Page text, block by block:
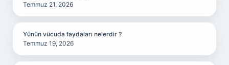
Temmuz 21, 2026
Yünün vücuda faydaları nelerdir ?
Temmuz 19, 2026